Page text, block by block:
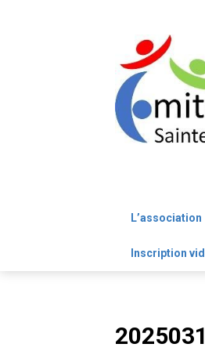
L’association
Inscription